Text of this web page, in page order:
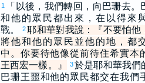
1
「以後，我們轉回，向巴珊去。
和他的眾民都出來，在以得來
戰。
2耶和華對我說：『不要怕他
將他和他的眾民並他的地，都
中。你要待他像從前待住希實本
王西宏一樣。』
3於是耶和華我們
巴珊王噩和他的眾民都交在我們